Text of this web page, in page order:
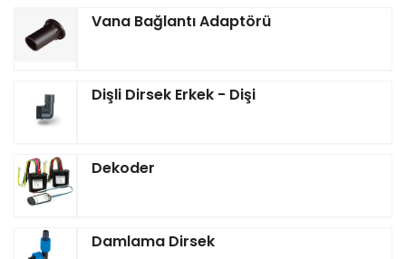
Vana Bağlantı Adaptörü
Dişli Dirsek Erkek - Dişi
Dekoder
Damlama Dirsek